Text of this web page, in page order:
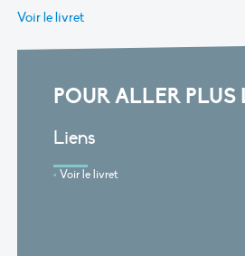
Voir le livret
POUR ALLER PLUS
Liens
Voir le livret